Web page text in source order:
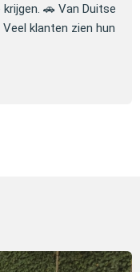
🚗 Van Duitse
klanten zien hun